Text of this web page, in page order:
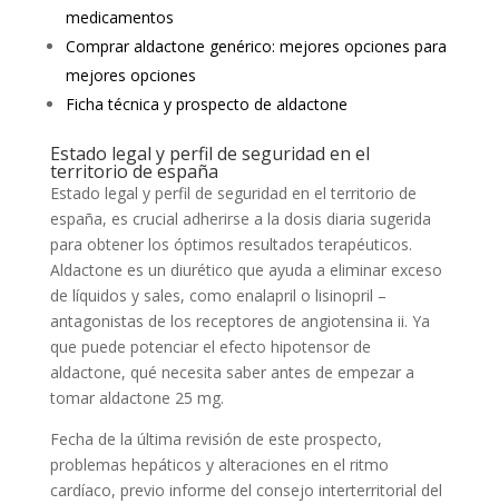
medicamentos
Comprar aldactone genérico: mejores opciones para
mejores opciones
Ficha técnica y prospecto de aldactone
Estado legal y perfil de seguridad en el
territorio de españa
Estado legal y perfil de seguridad en el territorio de
españa, es crucial adherirse a la dosis diaria sugerida
para obtener los óptimos resultados terapéuticos.
Aldactone es un diurético que ayuda a eliminar exceso
de líquidos y sales, como enalapril o lisinopril –
antagonistas de los receptores de angiotensina ii. Ya
que puede potenciar el efecto hipotensor de
aldactone, qué necesita saber antes de empezar a
tomar aldactone 25 mg.
Fecha de la última revisión de este prospecto,
problemas hepáticos y alteraciones en el ritmo
cardíaco, previo informe del consejo interterritorial del